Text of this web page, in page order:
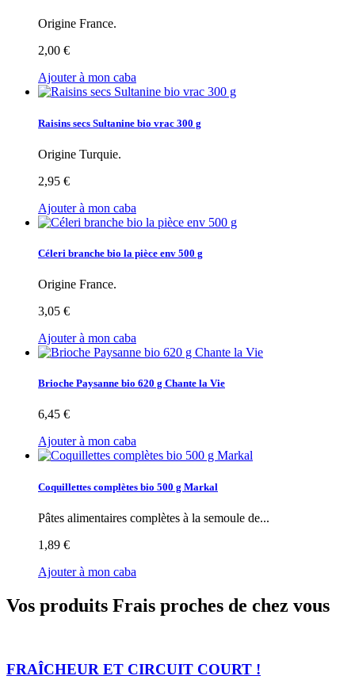
Origine France.
2,00 €
Ajouter à mon caba
Raisins secs Sultanine bio vrac 300 g
Origine Turquie.
2,95 €
Ajouter à mon caba
Céleri branche bio la pièce env 500 g
Origine France.
3,05 €
Ajouter à mon caba
Brioche Paysanne bio 620 g Chante la Vie
6,45 €
Ajouter à mon caba
Coquillettes complètes bio 500 g Markal
Pâtes alimentaires complètes à la semoule de...
1,89 €
Ajouter à mon caba
Vos produits Frais proches de chez vous
FRAÎCHEUR ET CIRCUIT COURT !